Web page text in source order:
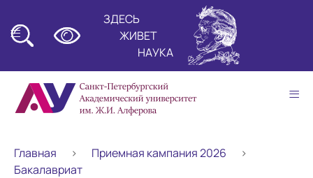
ЗДЕСЬ
ЖИВЕТ
НАУКА
Главная
Приемная кампания 2026
Бакалавриат
≡
≡